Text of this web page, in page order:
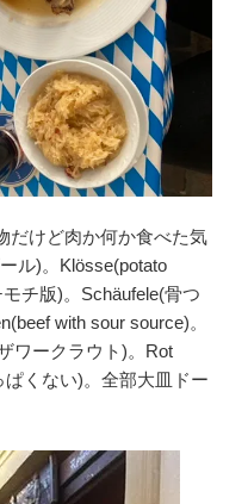
だけど肉か何か食べた気
ル)。Klösse(potato
チ版)。Schäufele(骨つ
with sour source)。
ワークラウト)。Rot
くない)。全部大皿ドー